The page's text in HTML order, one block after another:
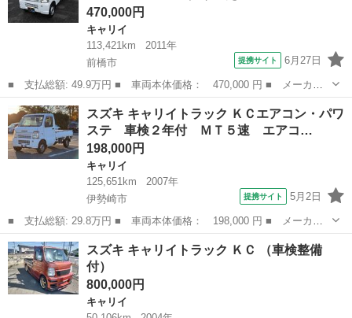
470,000円
キャリイ
113,421km
2011年
前橋市
提携サイト 6月27日
■ 支払総額: 49.9万円 ■ 車両本体価格： 470,000 円 ■ メーカー
名： スズキ ■ 車種名： キャリイトラック ■ グレード名： Ｋ
Ｃ ４ＷＤ５速フロア Ｌｏ－Ｈｉ切り替え エアコン・パワステ
三方開 切替...
群馬 前橋市 キャリイ
スズキ キャリイトラック ＫＣエアコン・パワ
ステ 車検２年付 ＭＴ５速 エアコ…
198,000円
キャリイ
125,651km
2007年
伊勢崎市
提携サイト 5月2日
■ 支払総額: 29.8万円 ■ 車両本体価格： 198,000 円 ■ メーカー
名： スズキ ■ 車種名： キャリイトラック ■ グレード名： Ｋ
Ｃエアコン・パワステ 車検２年付 ＭＴ５速 エアコン ＰＳ エ
アコン付き ...
群馬 伊勢崎市 キャリイ
スズキ キャリイトラック ＫＣ （車検整備
付）
800,000円
キャリイ